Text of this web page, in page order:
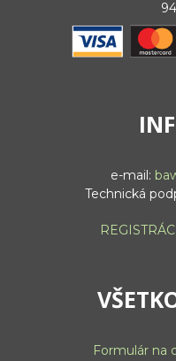
e-mail:
Technická
Formulár na